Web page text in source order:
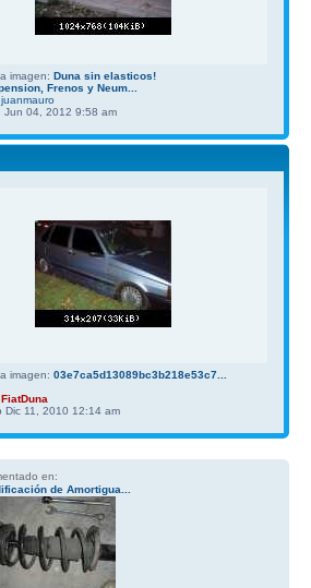
imagen: Duna sin elasticos!
Frenos y Neum...
juanmauro
Jun 04, 2012 9:58 am
imagen: 03e7ca5d13089bc3b218e53c7...
FiatDuna
Dic 11, 2010 12:14 am
en:
de Amortigua...